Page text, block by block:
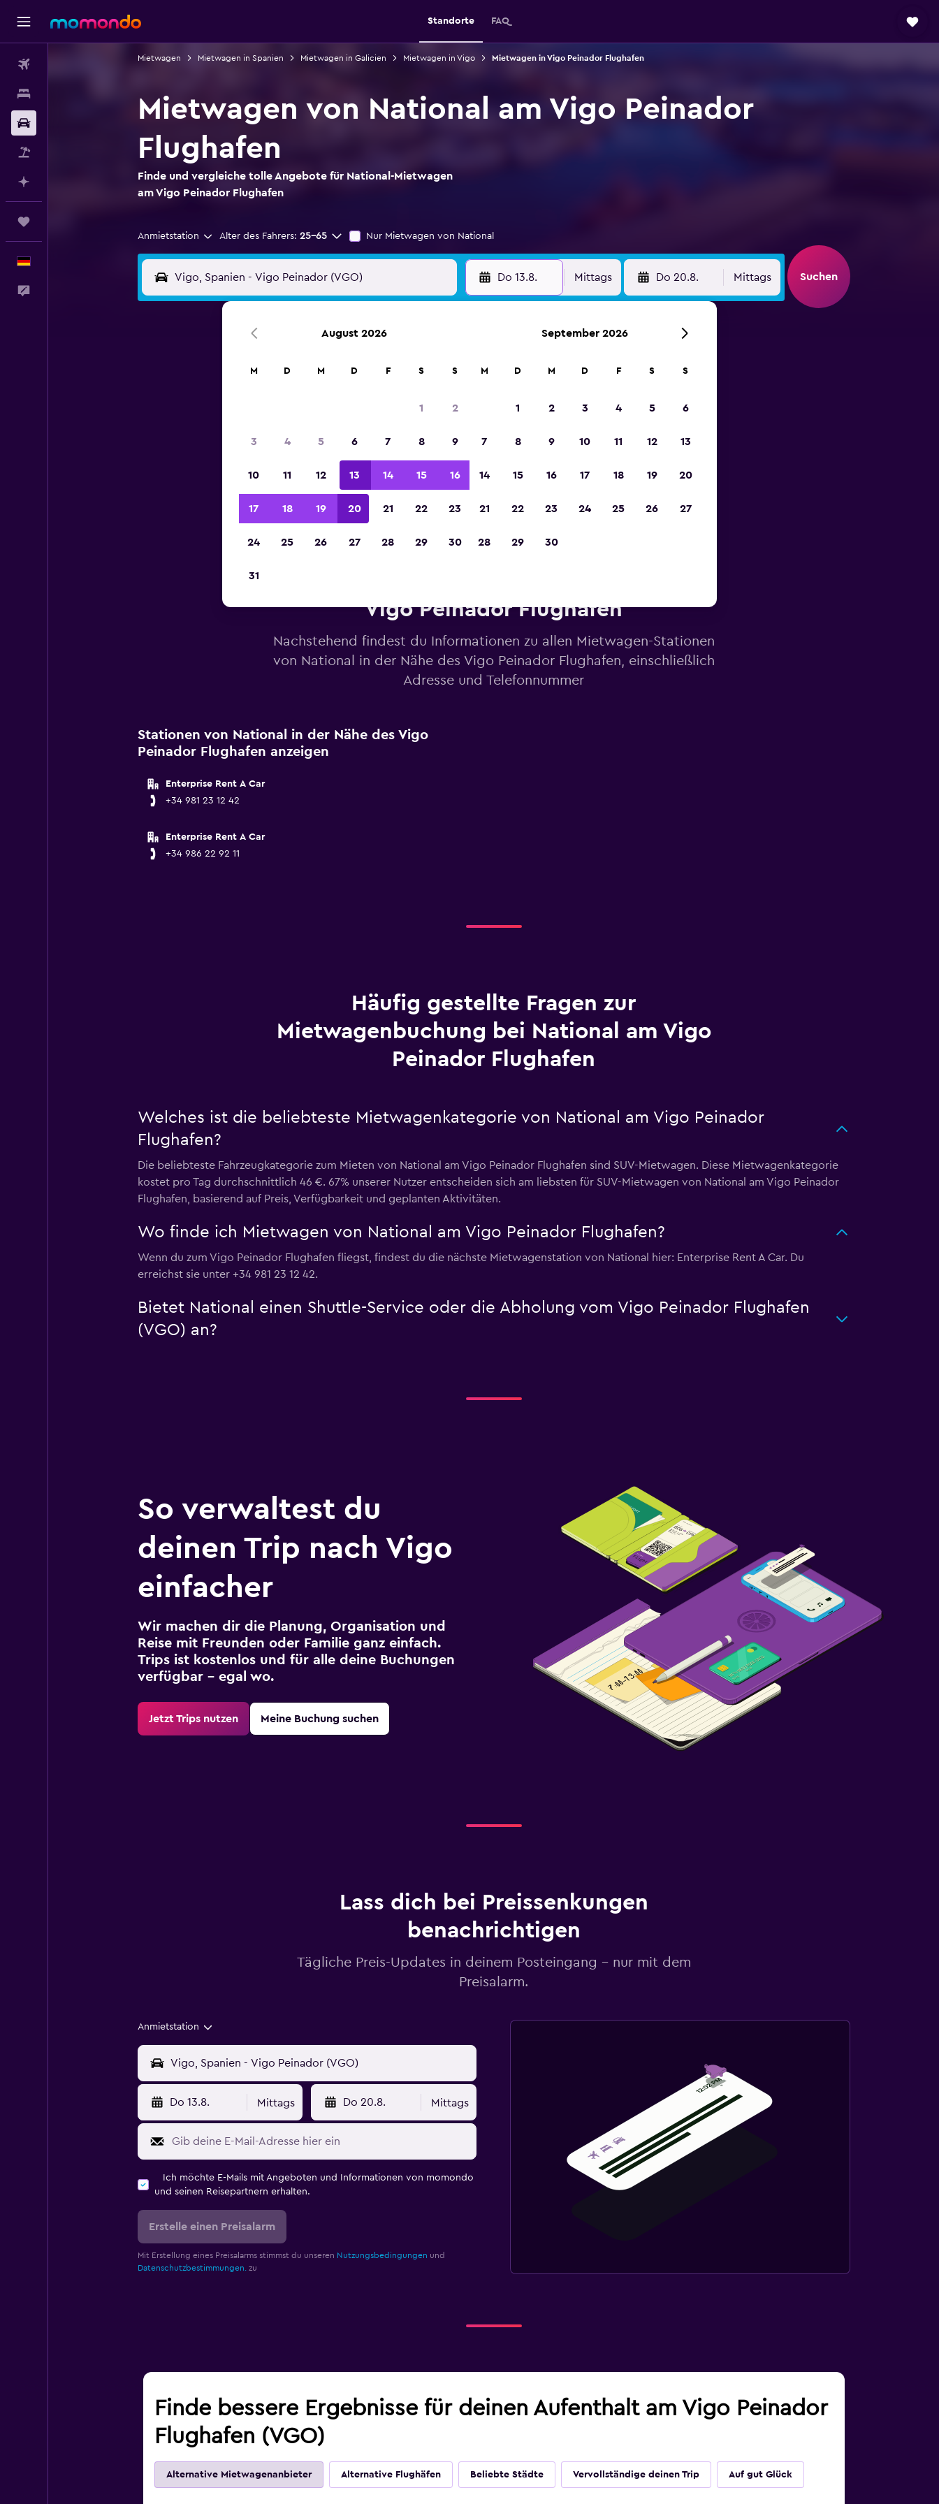
Standorte FAQ
Mietwagen Mietwagen in Spanien Mietwagen in Galicien Mietwagen in Vigo Mietwagen in Vigo Peinador Flughafen
Mietwagen von National am Vigo Peinador
Flughafen
Finde und vergleiche tolle Angebote für National-Mietwagen
am Vigo Peinador Flughafen
Anmietstation Alter des Fahrers: 25-65 Nur Mietwagen von National
Do 13.8. Mittags Do 20.8. Mittags Suchen
Sieger 2023 gekürt
Vigo Peinador Flughafen
Nachstehend findest du Informationen zu allen Mietwagen-Stationen
von National in der Nähe des Vigo Peinador Flughafen, einschließlich
Adresse und Telefonnummer
Stationen von National in der Nähe des Vigo
Peinador Flughafen anzeigen
Enterprise Rent A Car
+34 981 23 12 42
Enterprise Rent A Car
+34 986 22 92 11
Häufig gestellte Fragen zur
Mietwagenbuchung bei National am Vigo
Peinador Flughafen
Welches ist die beliebteste Mietwagenkategorie von National am Vigo Peinador
Flughafen?
Die beliebteste Fahrzeugkategorie zum Mieten von National am Vigo Peinador Flughafen sind SUV-Mietwagen. Diese Mietwagenkategorie
kostet pro Tag durchschnittlich 46 €. 67% unserer Nutzer entscheiden sich am liebsten für SUV-Mietwagen von National am Vigo Peinador
Flughafen, basierend auf Preis, Verfügbarkeit und geplanten Aktivitäten.
Wo finde ich Mietwagen von National am Vigo Peinador Flughafen?
Wenn du zum Vigo Peinador Flughafen fliegst, findest du die nächste Mietwagenstation von National hier: Enterprise Rent A Car. Du
erreichst sie unter +34 981 23 12 42.
Bietet National einen Shuttle-Service oder die Abholung vom Vigo Peinador Flughafen
(VGO) an?
So verwaltest du
deinen Trip nach Vigo
einfacher
Wir machen dir die Planung, Organisation und
Reise mit Freunden oder Familie ganz einfach.
Trips ist kostenlos und für alle deine Buchungen
verfügbar – egal wo.
Jetzt Trips nutzen Meine Buchung suchen
Lass dich bei Preissenkungen
benachrichtigen
Tägliche Preis-Updates in deinem Posteingang – nur mit dem
Preisalarm.
Anmietstation
Do 13.8. Mittags Do 20.8. Mittags
Ich möchte E-Mails mit Angeboten und Informationen von momondo
und seinen Reisepartnern erhalten.
Erstelle einen Preisalarm
Mit Erstellung eines Preisalarms stimmst du unseren Nutzungsbedingungen und
Datenschutzbestimmungen.zu
Finde bessere Ergebnisse für deinen Aufenthalt am Vigo Peinador
Flughafen (VGO)
Alternative Mietwagenanbieter Alternative Flughäfen Beliebte Städte Vervollständige deinen Trip Auf gut Glück
August 2026
M D M D F S S
1 2
3 4 5 6 7 8 9
10 11 12 13 14 15 16
17 18 19 20 21 22 23
24 25 26 27 28 29 30
31
September 2026
M D M D F S S
1 2 3 4 5 6
7 8 9 10 11 12 13
14 15 16 17 18 19 20
21 22 23 24 25 26 27
28 29 30